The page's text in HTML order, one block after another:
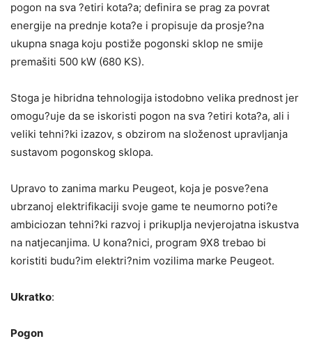
pogon na sva ?etiri kota?a; definira se prag za povrat
energije na prednje kota?e i propisuje da prosje?na
ukupna snaga koju postiže pogonski sklop ne smije
premašiti 500 kW (680 KS).
Stoga je hibridna tehnologija istodobno velika prednost jer
omogu?uje da se iskoristi pogon na sva ?etiri kota?a, ali i
veliki tehni?ki izazov, s obzirom na složenost upravljanja
sustavom pogonskog sklopa.
Upravo to zanima marku Peugeot, koja je posve?ena
ubrzanoj elektrifikaciji svoje game te neumorno poti?e
ambiciozan tehni?ki razvoj i prikuplja nevjerojatna iskustva
na natjecanjima. U kona?nici, program 9X8 trebao bi
koristiti budu?im elektri?nim vozilima marke Peugeot.
Ukratko:
Pogon